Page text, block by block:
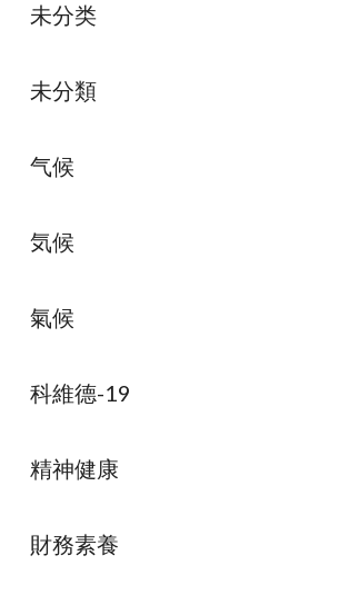
未分类
未分類
气候
気候
氣候
科維德-19
精神健康
財務素養